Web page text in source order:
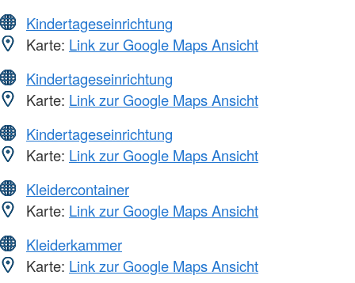
Kindertageseinrichtung
Karte: Link zur Google Maps Ansicht
Kindertageseinrichtung
Karte: Link zur Google Maps Ansicht
Kindertageseinrichtung
Karte: Link zur Google Maps Ansicht
Kleidercontainer
Karte: Link zur Google Maps Ansicht
Kleiderkammer
Karte: Link zur Google Maps Ansicht